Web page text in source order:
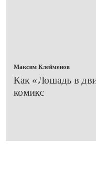
Максим Клейменов
​Как «Лошадь в
комикс